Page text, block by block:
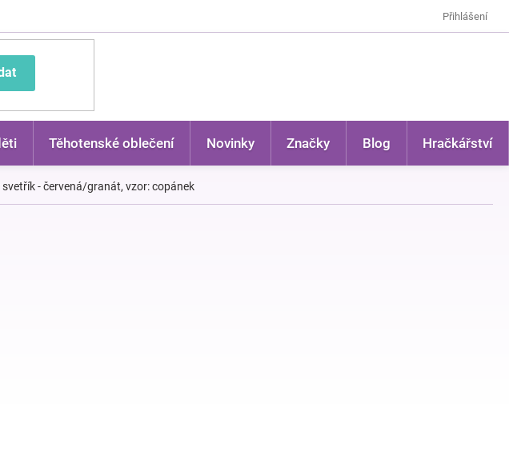
Přihlášení
Těhotenské oblečení Novinky Značky Blog Hračkářství
- červená/granát, vzor: copánek